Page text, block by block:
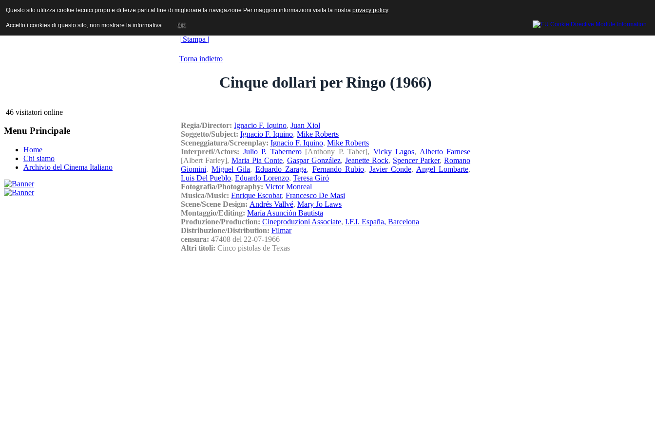
ANICA | Associazione Nazionale Industrie Cinematografiche Audiovisive e Multimediali
46 visitatori online
Menu Principale
Home
Chi siamo
Archivio del Cinema Italiano
| Stampa |
Torna indietro
Cinque dollari per Ringo (1966)
Regia/Director: Ignacio F. Iquino, Juan Xiol
Soggetto/Subject: Ignacio F. Iquino, Mike Roberts
Sceneggiatura/Screenplay: Ignacio F. Iquino, Mike Roberts
Interpreti/Actors: Julio P. Tabernero[Anthony P. Taber], Vicky Lagos, Alberto Farnese
[Albert Farley], Maria Pia Conte, Gaspar González, Jeanette Rock, Spencer Parker, Romano
Giomini,Miguel Gila,Eduardo Zaraga, Fernando Rubio, Javier Conde, Angel Lombarte,
Luis Del Pueblo, Eduardo Lorenzo, Teresa Giró
Fotografia/Photography: Victor Monreal
Musica/Music: Enrique Escobar, Francesco De Masi
Scene/Scene Design: Andrés Vallvé, Mary Jo Laws
Montaggio/Editing: María Asunción Bautista
Produzione/Production: Cineproduzioni Associate, I.F.I. España, Barcelona
Distribuzione/Distribution: Filmar
censura: 47408 del 22-07-1966
Altri titoli: Cinco pistolas de Texas
Questo sito utilizza cookie tecnici propri e di terze parti al fine di migliorare la navigazione Per maggiori informazioni visita la nostra privacy policy.
Accetto i cookies di questo sito, non mostrare la informativa. OK
Questo sito utilizza cookie tecnici propri e di terze parti al fine di migliorare la navigazione Per maggiori informazioni visita la nostra privacy policy.
Accetto i cookies di questo sito, non mostrare la informativa. OK